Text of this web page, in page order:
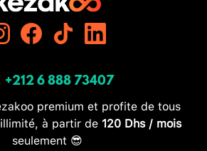
+212 6 888 73407
premium et profite de tous
à partir de 120 Dhs / mois
seulement 😎